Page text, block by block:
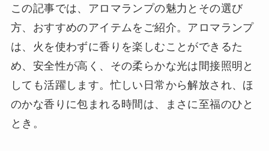
この記事では、アロマランプの魅力とその選び
方、おすすめのアイテムをご紹介。アロマランプ
は、火を使わずに香りを楽しむことができるた
め、安全性が高く、その柔らかな光は間接照明と
しても活躍します。忙しい日常から解放され、ほ
のかな香りに包まれる時間は、まさに至福のひと
とき。